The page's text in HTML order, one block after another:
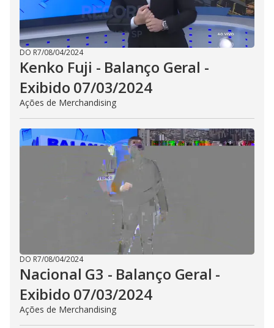
DO R7/08/04/2024
Kenko Fuji - Balanço Geral -
Exibido 07/03/2024
Ações de Merchandising
DO R7/08/04/2024
Nacional G3 - Balanço Geral -
Exibido 07/03/2024
Ações de Merchandising